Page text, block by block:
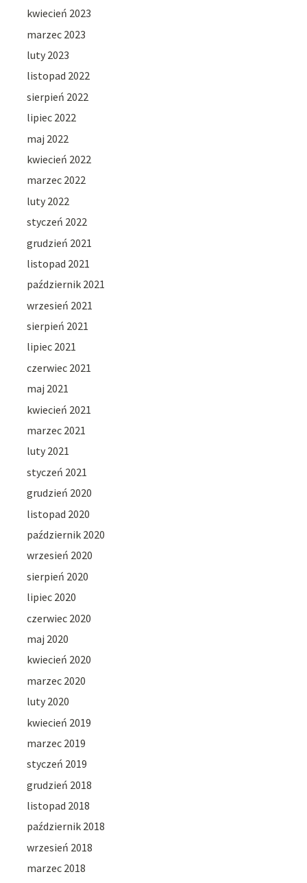
kwiecień 2023
marzec 2023
luty 2023
listopad 2022
sierpień 2022
lipiec 2022
maj 2022
kwiecień 2022
marzec 2022
luty 2022
styczeń 2022
grudzień 2021
listopad 2021
październik 2021
wrzesień 2021
sierpień 2021
lipiec 2021
czerwiec 2021
maj 2021
kwiecień 2021
marzec 2021
luty 2021
styczeń 2021
grudzień 2020
listopad 2020
październik 2020
wrzesień 2020
sierpień 2020
lipiec 2020
czerwiec 2020
maj 2020
kwiecień 2020
marzec 2020
luty 2020
kwiecień 2019
marzec 2019
styczeń 2019
grudzień 2018
listopad 2018
październik 2018
wrzesień 2018
marzec 2018